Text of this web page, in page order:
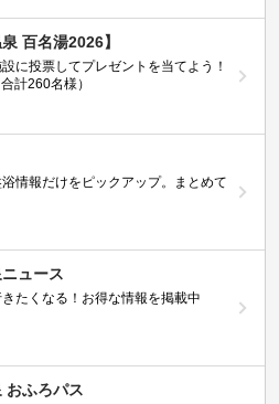
百名湯2026】
に投票してプレゼントを当てよう！
計260名様）
情報だけをピックアップ。まとめて
ュース
たくなる！お得な情報を掲載中
おふろパス